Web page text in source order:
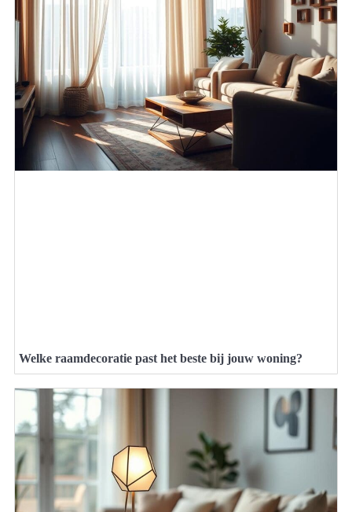
Welke raamdecoratie past het beste bij jouw woning?